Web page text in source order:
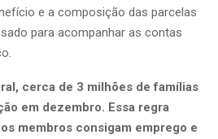
e a composição das parcelas
para acompanhar as contas
cerca de 3 milhões de famílias
em dezembro. Essa regra
membros consigam emprego e